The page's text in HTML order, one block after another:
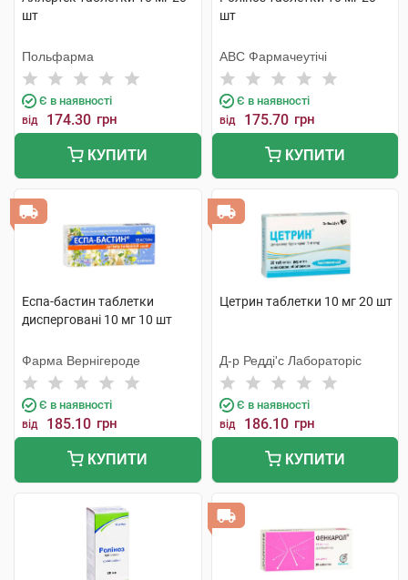
шт
Польфарма
Є в наявності
від 174.30 грн
КУПИТИ
шт
АВС Фармачеутічі
Є в наявності
від 175.70 грн
КУПИТИ
Еспа-бастин таблетки
дисперговані 10 мг 10 шт
Фарма Вернігероде
Є в наявності
від 185.10 грн
КУПИТИ
Цетрин таблетки 10 мг 20 шт
Д-р Редді'с Лабораторіс
Є в наявності
від 186.10 грн
КУПИТИ